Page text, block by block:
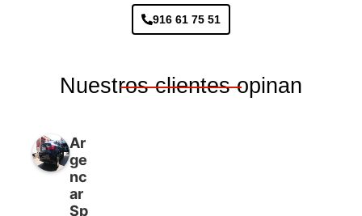
916 61 75 51
Nuestros clientes opinan
Ar
ge
nc
ar
Sp